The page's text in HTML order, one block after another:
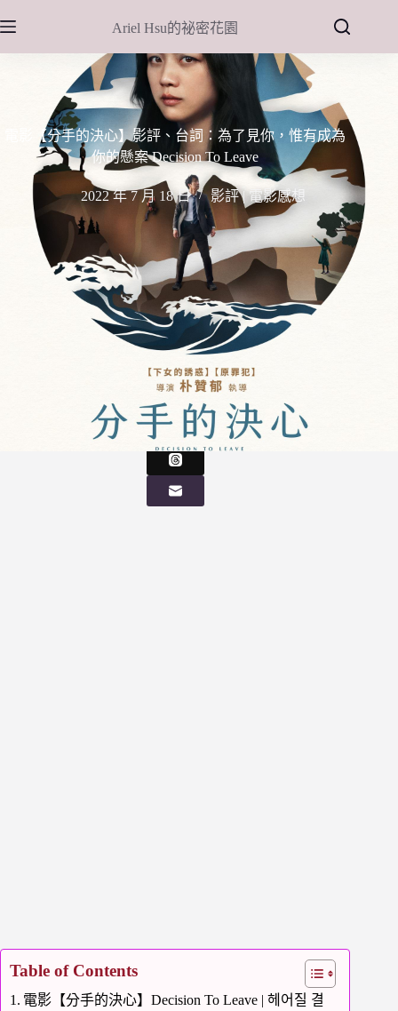
至
主
Ariel Hsu的祕密花園
電影【分手的決心】影評、台詞：為了見你，惟有成為
你的懸案 Decision To Leave
2022 年 7 月 18 日 影評 | 電影感想
Table of Contents
電影【分手的決心】Decision To Leave | 헤어질 결